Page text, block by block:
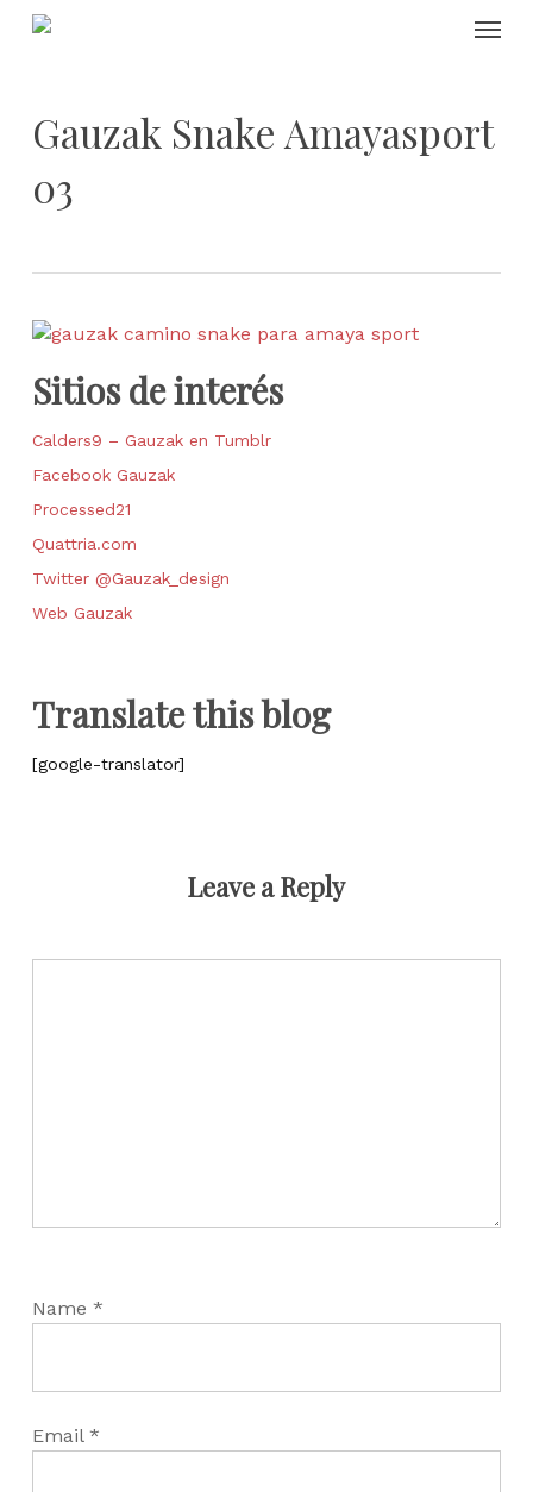
Skip
Gauzak Snake Amayasport
03
Sitios de interés
Calders9 – Gauzak en Tumblr
Facebook Gauzak
Processed21
Quattria.com
Twitter @Gauzak_design
Web Gauzak
Translate this blog
[google-translator]
Leave a Reply
Name *
Email *